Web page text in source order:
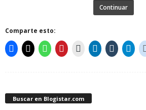
Continuar
Comparte esto:
Buscar en Blogistar.com